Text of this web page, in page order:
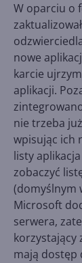
W oparciu o
zaktualizował
nowe
karcie
aplikacji.
nie trzeba
wpisując ich
listy
zobaczyć
(domyślnym
Microsoft
serwera,
korzystający
mają dostęp